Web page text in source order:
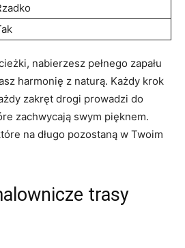
nabierzesz pełnego zapału
harmonię z naturą. Każdy krok
zakręt drogi prowadzi do
zachwycają swym pięknem.
na długo pozostaną w Twoim
trasy